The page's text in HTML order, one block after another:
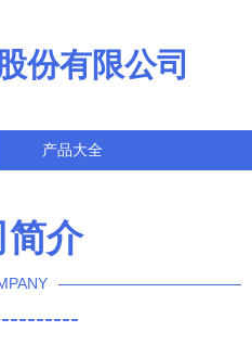
份有限公司
产品大全
简介